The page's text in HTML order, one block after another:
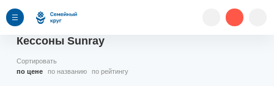
Кессоны Sunray
Сортировать
по цене
по названию по рейтингу